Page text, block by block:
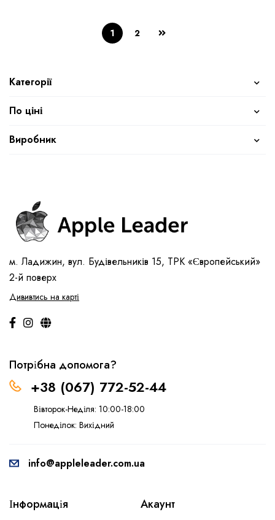
Категорії
По ціні
Виробник
1 2
м. Ладижин, вул. Будівельників 15, ТРК «Європейський»
2-й поверх
Дививтись на карті
Потрібна допомога?
+38 (067) 772-52-44
Вівторок-Неділя: 10:00-18:00
Понеділок: Вихідний
info@appleleader.com.ua
Інформація Акаунт